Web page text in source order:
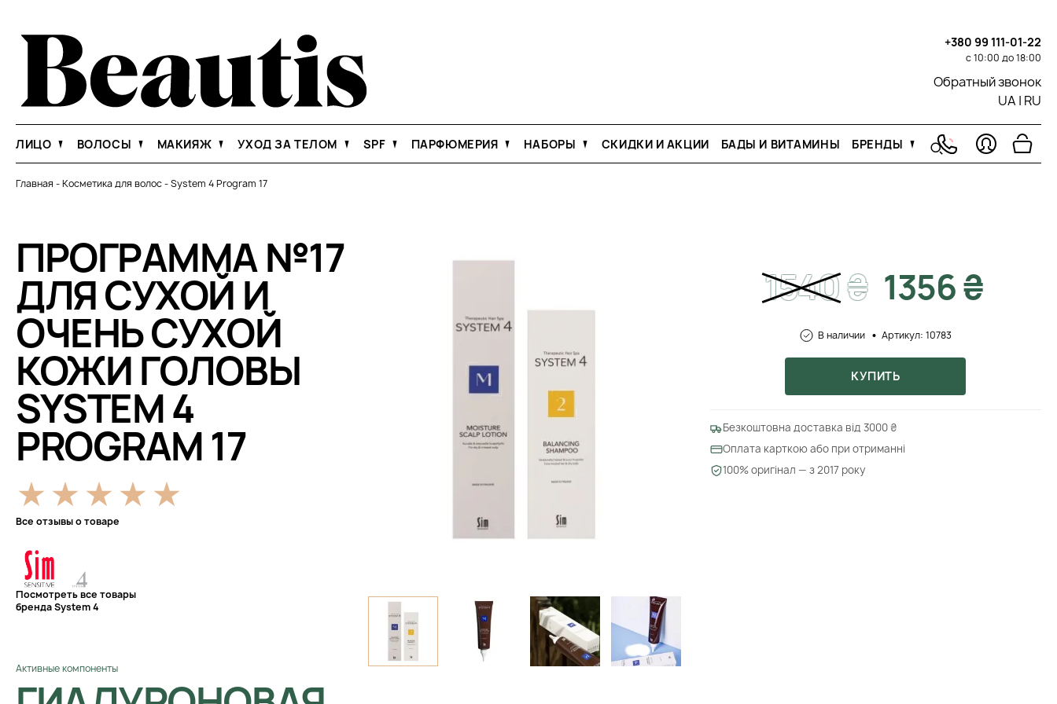
+380 99 111-01-22
с 10:00 до 18:00
Обратный звонок
UA | RU
ЛИЦО ВОЛОСЫ МАКИЯЖ УХОД ЗА ТЕЛОМ SPF ПАРФЮМЕРИЯ НАБОРЫ СКИДКИ И АКЦИИ БАДЫ И ВИТАМИНЫ БРЕНДЫ
Главная -Косметика для волос-System 4 Program 17
ПРОГРАММА №17
ДЛЯ СУХОЙ И
ОЧЕНЬ СУХОЙ
КОЖИ ГОЛОВЫ
SYSTEM 4
PROGRAM 17
Все отзывы о товаре
Посмотреть все товары
бренда System 4
Активные компоненты
1540₴ 1356 ₴
В наличии Артикул: 10783
КУПИТЬ
Безкоштовна доставка від 3000 ₴
Оплата карткою або при отриманні
100% оригінал — з 2017 року